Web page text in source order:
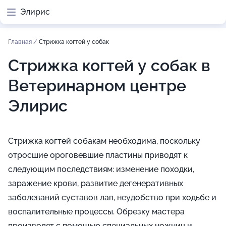
Элирис
Главная / Стрижка когтей у собак
Стрижка когтей у собак в
Ветеринарном центре
Элирис
Стрижка когтей собакам необходима, поскольку
отросшие ороговевшие пластины приводят к
следующим последствиям: изменение походки,
заражение крови, развитие дегенеративных
заболеваний суставов лап, неудобство при ходьбе и
воспалительные процессы. Обрезку мастера